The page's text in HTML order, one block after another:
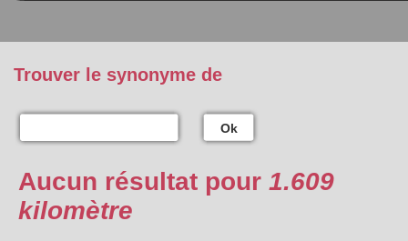
Trouver le synonyme de
Ok
Aucun résultat pour 1.609
kilomètre